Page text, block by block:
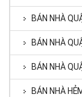
BÁN NHÀ
BÁN NHÀ
BÁN NHÀ
BÁN NHÀ